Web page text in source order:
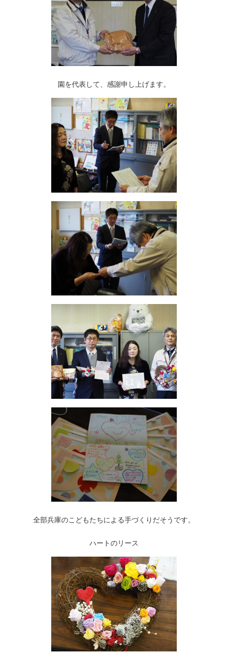
園を代表して、感謝申し上げます。
全部兵庫のこどもたちによる手づくりだそうです。
ハートのリース